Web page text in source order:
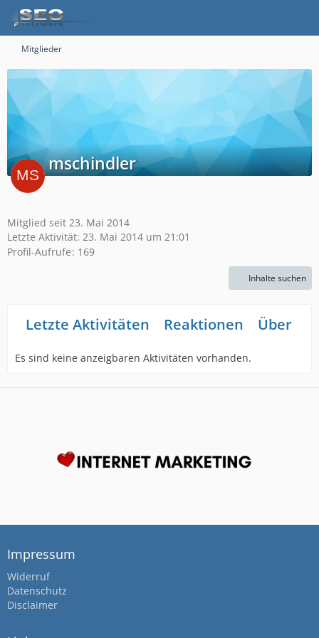
Mitglieder
mschindler
Mitglied seit 23. Mai 2014
Letzte Aktivität: 23. Mai 2014 um 21:01
Profil-Aufrufe 169
Inhalte suchen
Letzte Aktivitäten Reaktionen Über
Es sind keine anzeigbaren Aktivitäten vorhanden.
Impressum
Widerruf
Datenschutz
Disclaimer